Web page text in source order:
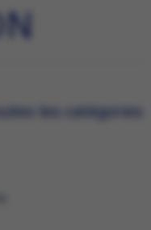
les catégories